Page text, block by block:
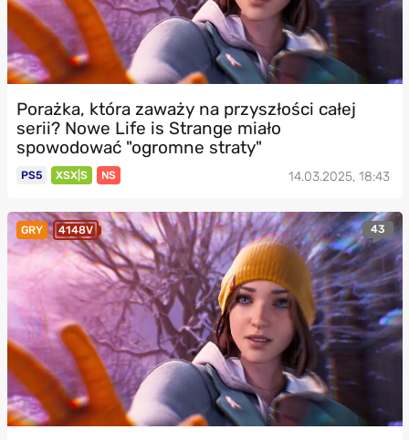
Porażka, która zaważy na przyszłości całej
serii? Nowe Life is Strange miało
spowodować "ogromne straty"
PS5 XSX|S NS 14.03.2025, 18:43
GRY 4148V 43